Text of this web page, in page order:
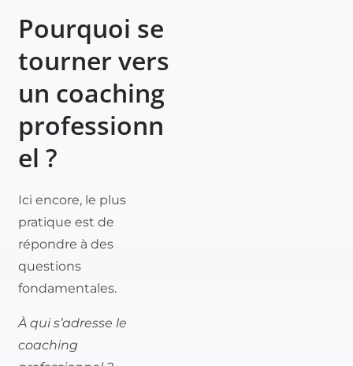
Pourquoi se
tourner vers
un coaching
professionn
el ?
Ici encore, le plus
pratique est de
répondre à des
questions
fondamentales.
À qui s’adresse le
coaching